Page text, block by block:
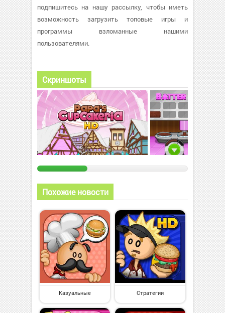
подпишитесь на нашу рассылку, чтобы иметь
возможность загрузить топовые игры и
программы взломанные нашими
пользователями.
Скриншоты
Похожие новости
Казуальные Стратегии